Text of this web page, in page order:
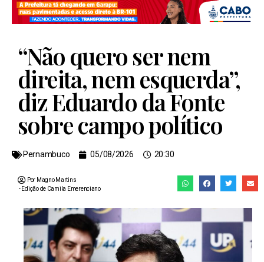
“Não quero ser nem
direita, nem esquerda”,
diz Eduardo da Fonte
sobre campo político
Pernambuco 05/08/2026 20:30
Por Magno Martins
- Edição de Camila Emerenciano